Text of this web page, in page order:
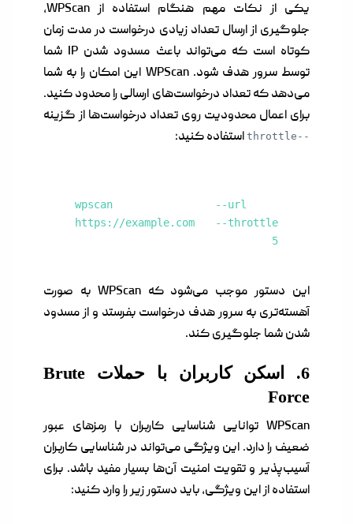
یکی از نکات مهم هنگام استفاده از WPScan،
جلوگیری از ارسال تعداد زیادی درخواست در مدت زمان
کوتاه است که می‌تواند باعث مسدود شدن IP شما
توسط سرور هدف شود. WPScan این امکان را به شما
می‌دهد که تعداد درخواست‌های ارسالی را محدود کنید.
برای اعمال محدودیت روی تعداد درخواست‌ها از گزینه
--throttle استفاده کنید:
wpscan --url
https://example.com --throttle
5
این دستور موجب می‌شود که WPScan به صورت
آهسته‌تری به سرور هدف درخواست بفرستد و از مسدود
شدن شما جلوگیری کند.
6. اسکن کاربران با حملات Brute
Force
WPScan توانایی شناسایی کاربران با رمزهای عبور
ضعیف را دارد. این ویژگی می‌تواند در شناسایی کاربران
آسیب‌پذیر و تقویت امنیت آن‌ها بسیار مفید باشد. برای
استفاده از این ویژگی، باید دستور زیر را وارد کنید: